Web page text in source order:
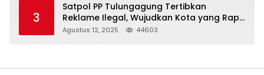
3
Satpol PP Tulungagung Tertibkan
Reklame Ilegal, Wujudkan Kota yang Rapi
dan Indah
Agustus 12, 2025 44603